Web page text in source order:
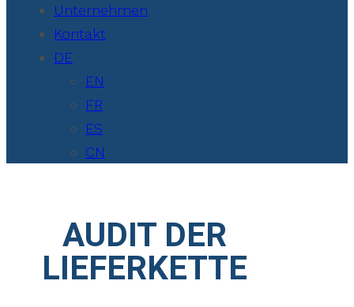
Unternehmen
Kontakt
DE
EN
FR
ES
CN
AUDIT DER
LIEFERKETTE